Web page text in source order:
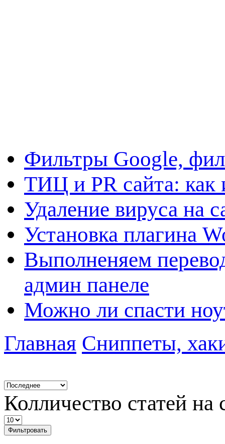
Фильтры Google,
ТИЦ и PR сайта: как
Удаление вируса на
Установка плагина
Выполненяем
админ панеле
Можно ли спасти
Главная Сниппеты,
Колличество статей на
Фильтровать